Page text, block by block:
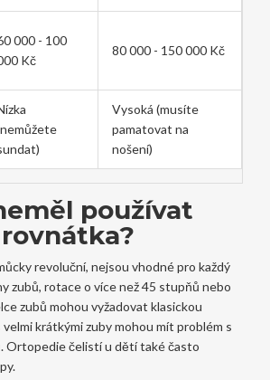
000 - 100
Kč
80 000 - 150 000 Kč
Vysoká (musíte
pamatovat na
nošení)
používat
revoluční, nejsou vhodné pro každý
zubů, rotace o více než 45 stupňů nebo
zubů mohou vyžadovat klasickou
krátkými zuby mohou mít problém s
Ortopedie čelistí u dětí také často